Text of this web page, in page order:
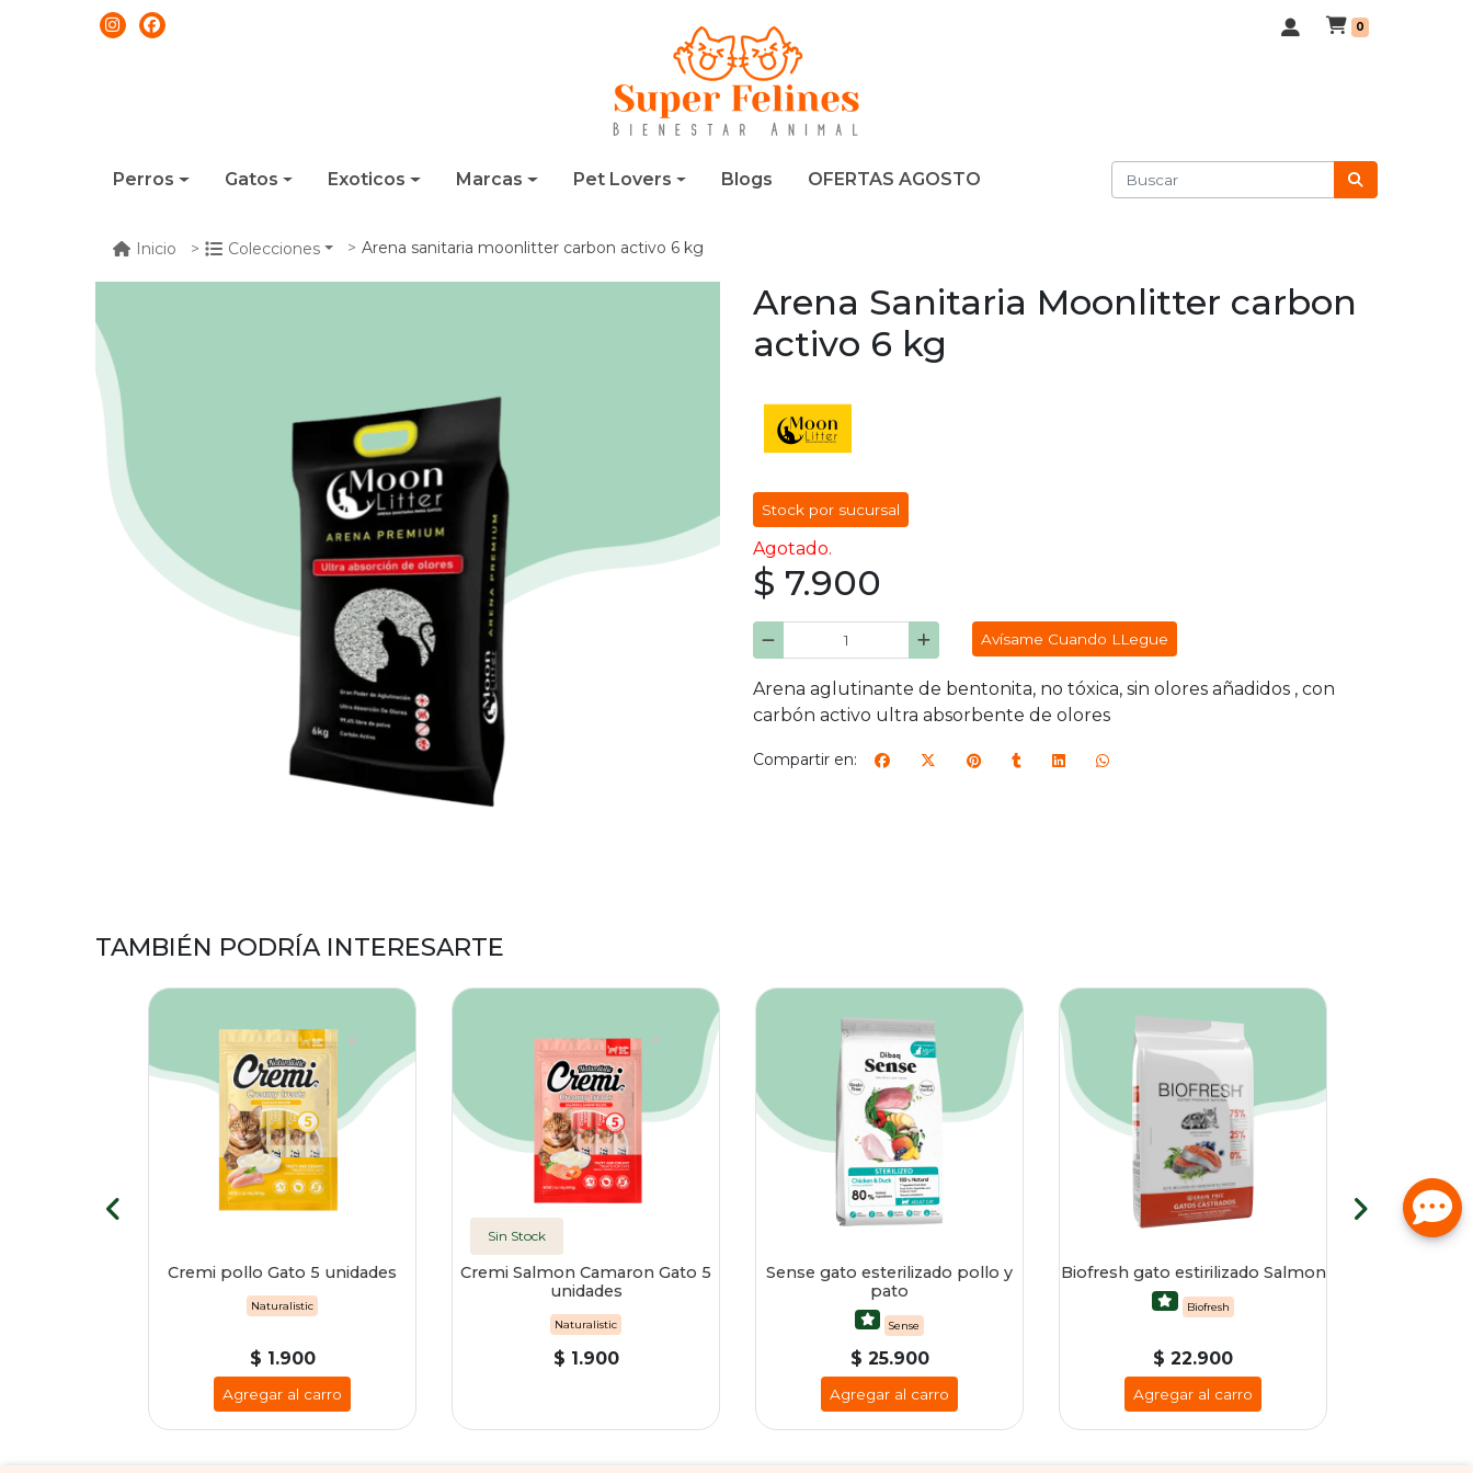
0
Perros Gatos Exoticos Marcas Pet Lovers Blogs OFERTAS AGOSTO
Inicio Colecciones Arena sanitaria moonlitter carbon activo 6 kg
Arena Sanitaria Moonlitter carbon
activo 6 kg
Stock por sucursal
Agotado.
$ 7.900
Avísame Cuando LLegue
Arena aglutinante de bentonita, no tóxica, sin olores añadidos , con
carbón activo ultra absorbente de olores
Compartir en:
TAMBIÉN PODRÍA INTERESARTE
Cremi pollo Gato 5 unidades
Naturalistic
$ 1.900
Agregar al carro
Sin Stock
Cremi Salmon Camaron Gato 5
unidades
Naturalistic
$ 1.900
Sense gato esterilizado pollo y
pato
Sense
$ 25.900
Agregar al carro
Biofresh gato estirilizado Salmon
Biofresh
$ 22.900
Agregar al carro